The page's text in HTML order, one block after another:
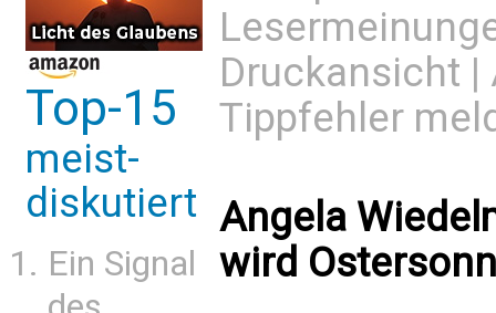
Top-15
meist-
diskutiert
Ein Signal
Druckansicht |
Tippfehler
Angela
wird